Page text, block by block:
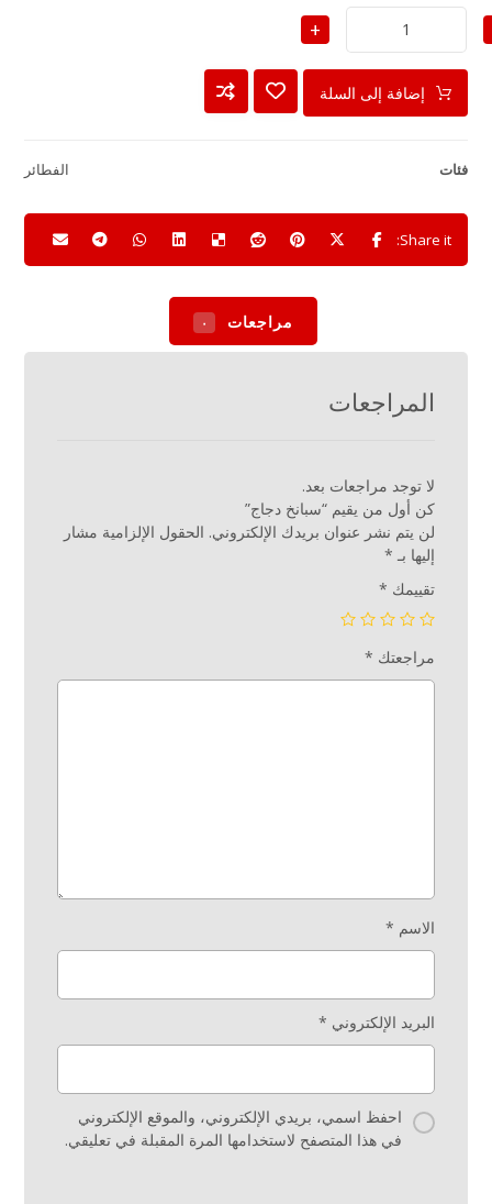
+
إضافة إلى السلة
فئات الفطائر
مراجعات ٠
المراجعات
لا توجد مراجعات بعد.
كن أول من يقيم “سبانخ دجاج”
لن يتم نشر عنوان بريدك الإلكتروني. الحقول الإلزامية مشار
إليها بـ *
تقييمك *
مراجعتك *
الاسم *
البريد الإلكتروني *
احفظ اسمي، بريدي الإلكتروني، والموقع الإلكتروني
في هذا المتصفح لاستخدامها المرة المقبلة في تعليقي.